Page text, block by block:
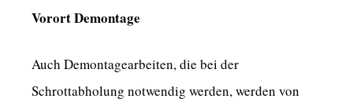
Vorort Demontage
Auch Demontagearbeiten, die bei der
Schrottabholung notwendig werden, werden von